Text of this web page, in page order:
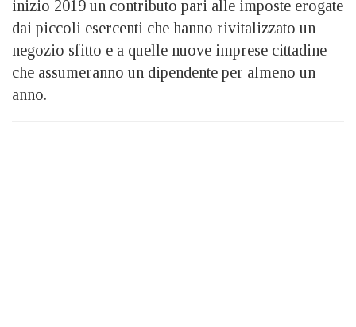
inizio 2019 un contributo pari alle imposte erogate
dai piccoli esercenti che hanno rivitalizzato un
negozio sfitto e a quelle nuove imprese cittadine
che assumeranno un dipendente per almeno un
anno.